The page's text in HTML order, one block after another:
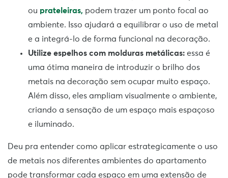
ou prateleiras, podem trazer um ponto focal ao
ambiente. Isso ajudará a equilibrar o uso de metal
e a integrá-lo de forma funcional na decoração.
Utilize espelhos com molduras metálicas: essa é
uma ótima maneira de introduzir o brilho dos
metais na decoração sem ocupar muito espaço.
Além disso, eles ampliam visualmente o ambiente,
criando a sensação de um espaço mais espaçoso
e iluminado.
Deu pra entender como aplicar estrategicamente o uso
de metais nos diferentes ambientes do apartamento
pode transformar cada espaço em uma extensão de